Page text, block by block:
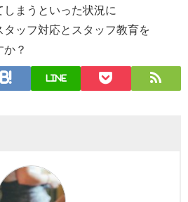
まうといった状況に
ッフ対応とスタッフ教育を
？
LINE